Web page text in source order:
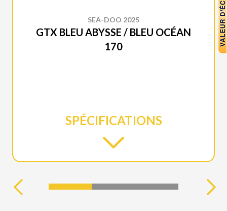
SEA-DOO 2025
GTX BLEU ABYSSE / BLEU OCÉAN
170
SPÉCIFICATIONS